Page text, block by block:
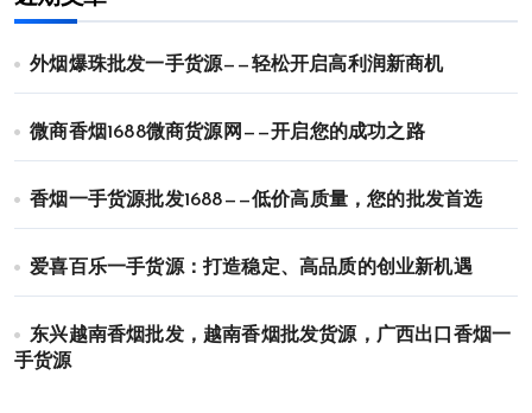
外烟爆珠批发一手货源——轻松开启高利润新商机
微商香烟1688微商货源网——开启您的成功之路
香烟一手货源批发1688——低价高质量，您的批发首选
爱喜百乐一手货源：打造稳定、高品质的创业新机遇
东兴越南香烟批发，越南香烟批发货源，广西出口香烟一
手货源